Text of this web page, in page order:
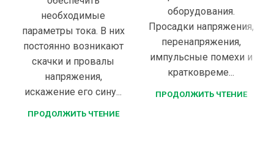
необходимые
параметры тока. В них
постоянно возникают
скачки и провалы
напряжения,
искажение его сину...
ПРОДОЛЖИТЬ ЧТЕНИЕ
оборудования.
Просадки напряжения,
перенапряжения,
импульсные помехи и
кратковреме...
ПРОДОЛЖИТЬ ЧТЕНИЕ